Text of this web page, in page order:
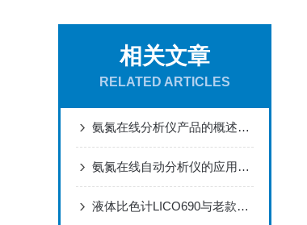
相关文章
RELATED ARTICLES
氨氮在线分析仪产品的概述及性能
氨氮在线自动分析仪的应用领域和基本原理
液体比色计LICO690与老款比色计LICO500的区别